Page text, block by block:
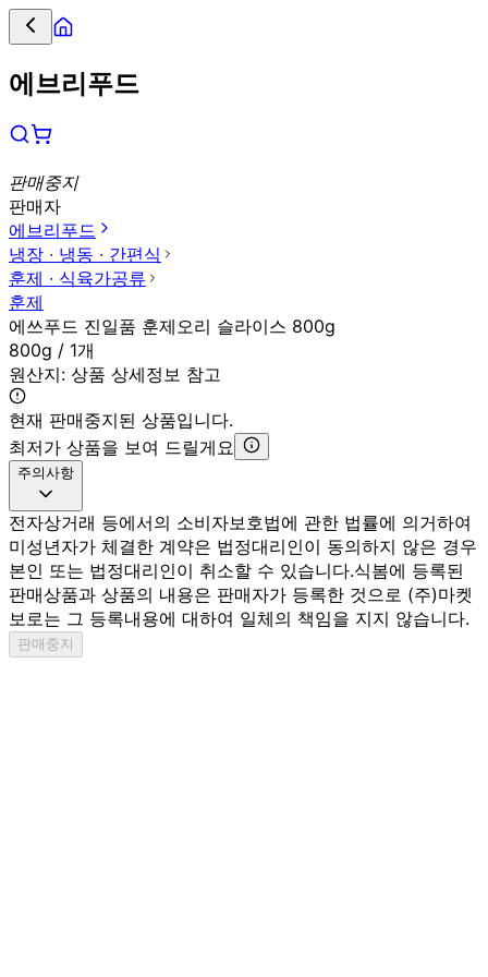
에브리푸드
판매중지
판매자
에브리푸드
냉장 ∙ 냉동 ∙ 간편식
훈제 ∙ 식육가공류
훈제
에쓰푸드 진일품 훈제오리 슬라이스 800g
800g / 1개
원산지: 상품 상세정보 참고
현재 판매중지된 상품입니다.
최저가 상품을 보여 드릴게요
주의사항
전자상거래 등에서의 소비자보호법에 관한 법률에 의거하여
미성년자가 체결한 계약은 법정대리인이 동의하지 않은 경우
본인 또는 법정대리인이 취소할 수 있습니다.식봄에 등록된
판매상품과 상품의 내용은 판매자가 등록한 것으로 (주)마켓
보로는 그 등록내용에 대하여 일체의 책임을 지지 않습니다.
판매중지